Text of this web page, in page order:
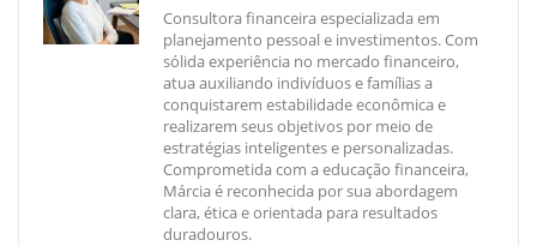
Consultora financeira especializada em
planejamento pessoal e investimentos. Com
sólida experiência no mercado financeiro,
atua auxiliando indivíduos e famílias a
conquistarem estabilidade econômica e
realizarem seus objetivos por meio de
estratégias inteligentes e personalizadas.
Comprometida com a educação financeira,
Márcia é reconhecida por sua abordagem
clara, ética e orientada para resultados
duradouros.